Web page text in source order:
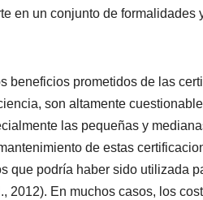
en un conjunto de
beneficios prometidos de las
son altamente
las pequeñas y
de estas
que podría haber sido utilizada
2012). En muchos casos, los